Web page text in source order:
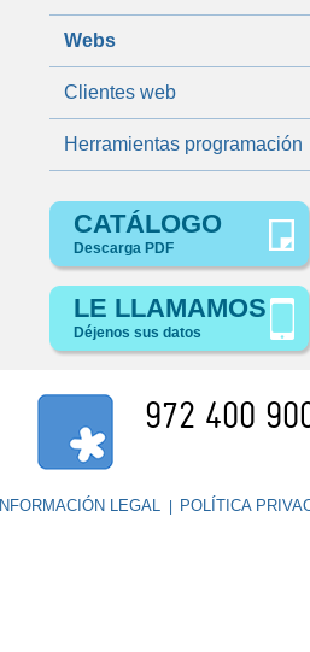
Webs
Clientes web
Herramientas programación
CATÁLOGO
Descarga PDF
LE LLAMAMOS
Déjenos sus datos
972 400
INFORMACIÓN LEGAL POLÍTICA